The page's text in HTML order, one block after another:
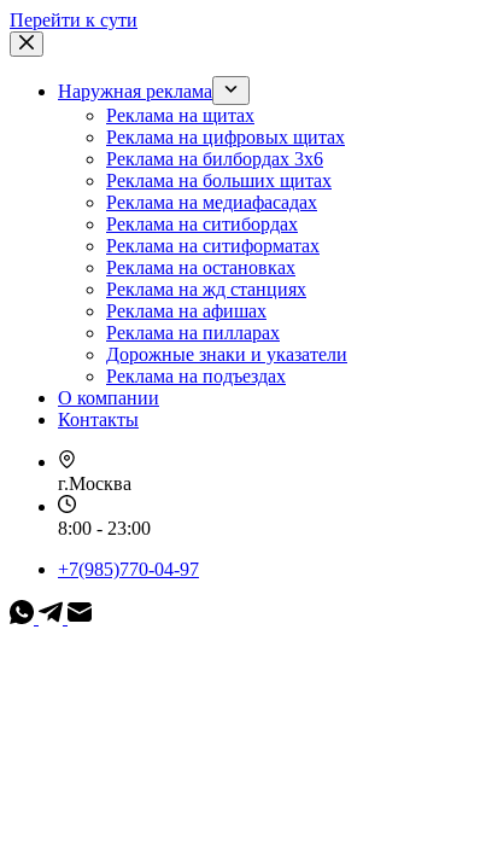
Перейти к сути
Наружная реклама
Реклама на щитах
Реклама на цифровых щитах
Реклама на билбордах 3х6
Реклама на больших щитах
Реклама на медиафасадах
Реклама на ситибордах
Реклама на ситиформатах
Реклама на остановках
Реклама на жд станциях
Реклама на афишах
Реклама на пилларах
Дорожные знаки и указатели
Реклама на подъездах
О компании
Контакты
г.Москва
8:00 - 23:00
+7(985)770-04-97